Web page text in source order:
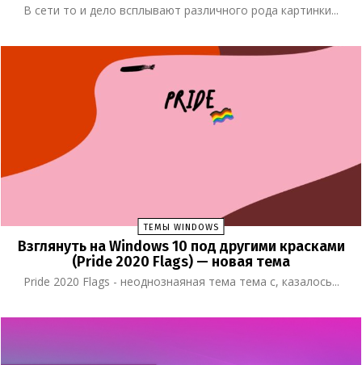
В сети то и дело всплывают различного рода картинки...
ТЕМЫ WINDOWS
Взглянуть на Windows 10 под другими красками
(Pride 2020 Flags) — новая тема
Pride 2020 Flags - неоднознаяная тема тема с, казалось...